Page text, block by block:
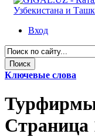
Вход
Ключевые слова
Страница